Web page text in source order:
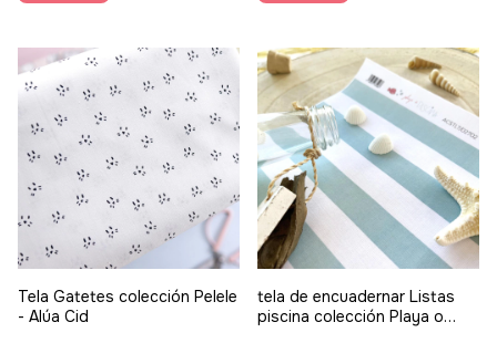
Tela Gatetes colección Pelele
- Alúa Cid
tela de encuadernar Listas
piscina colección Playa o